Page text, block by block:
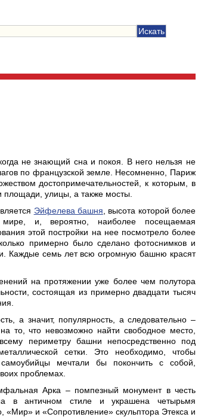
не знающий сна и покоя. В него нельзя не
по французской земле. Несомненно, Париж
достопримечательностей, к которым, в
площади, улицы, а также мосты.
Эйфелева башня , высота которой более
и, вероятно, наиболее посещаемая
этой постройки на нее посмотрело более
примерно было сделано фотоснимков и
Каждые семь лет всю огромную башню красят
на протяжении уже более чем полутора
состоящая из примерно двадцати тысяч
а значит, популярность, а следовательно –
то, что невозможно найти свободное место,
периметру башни непосредственно под
сетки. Это необходимо, чтобы
самоубийцы мечтали бы покончить с собой,
проблемах.
Арка – помпезный монумент в честь
в античном стиле и украшена четырьмя
«Мир» и «Сопротивление» скульптора Этекса и